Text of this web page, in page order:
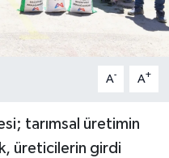
A- A+
tarımsal üretimin
üreticilerin girdi